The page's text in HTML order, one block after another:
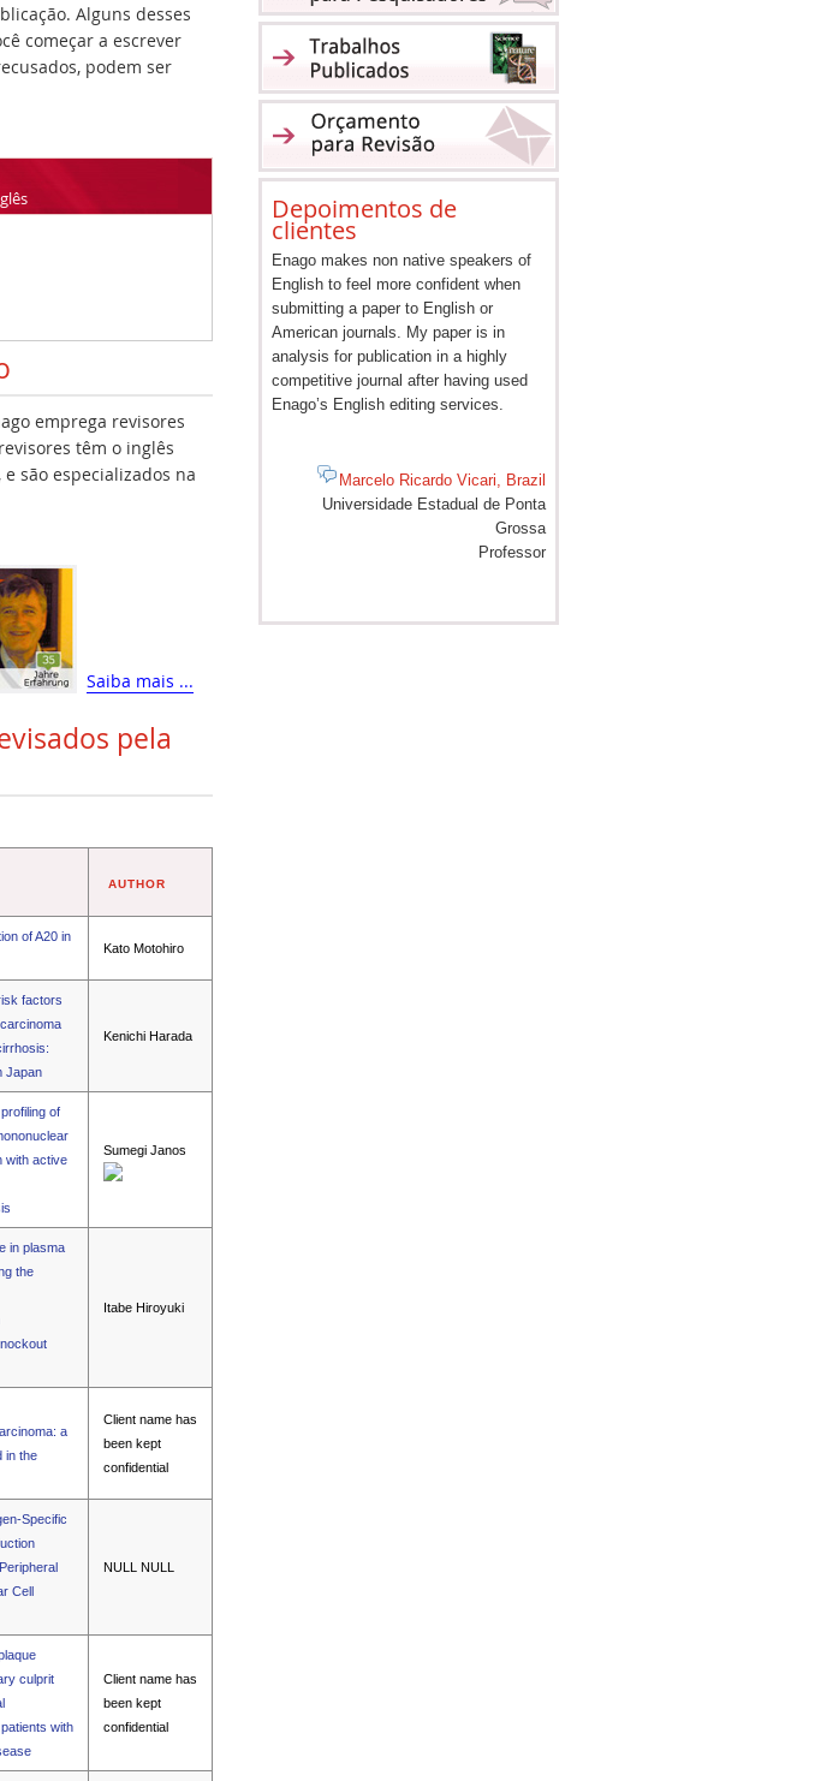
Alguns desses
começar a escrever
podem ser
emprega revisores
têm o inglês
são especializados na
Saiba mais ...
pela
AUTHOR
of A20 in
Kato Motohiro
factors
Japan
Kenichi Harada
of
with active
Sumegi Janos
in plasma
the
Itabe Hiroyuki
a
in the
Client name has
been kept
confidential
Specific
Cell
NULL NULL
culprit
with
Client name has
been kept
confidential
Depoimentos de
clientes
Enago makes non native speakers of
English to feel more confident when
submitting a paper to English or
American journals. My paper is in
analysis for publication in a highly
competitive journal after having used
Enago’s English editing services.
Marcelo Ricardo Vicari, Brazil
Universidade Estadual de Ponta
Grossa
Professor